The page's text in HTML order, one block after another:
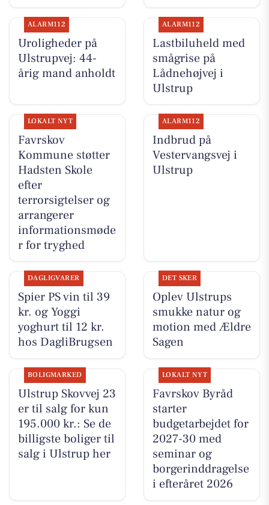
ALARM112
Uroligheder på
Ulstrupvej: 44-
årig mand anholdt
ALARM112
Lastbiluheld med
smågrise på
Lådnehøjvej i
Ulstrup
LOKALT NYT
Favrskov
Kommune støtter
Hadsten Skole
efter
terrorsigtelser og
arrangerer
informationsmøde
r for tryghed
ALARM112
Indbrud på
Vestervangsvej i
Ulstrup
DAGLIGVARER
Spier PS vin til 39
kr. og Yoggi
yoghurt til 12 kr.
hos DagliBrugsen
DET SKER
Oplev Ulstrups
smukke natur og
motion med Ældre
Sagen
BOLIGMARKED
Ulstrup Skovvej 23
er til salg for kun
195.000 kr.: Se de
billigste boliger til
salg i Ulstrup her
LOKALT NYT
Favrskov Byråd
starter
budgetarbejdet for
2027-30 med
seminar og
borgerinddragelse
i efteråret 2026